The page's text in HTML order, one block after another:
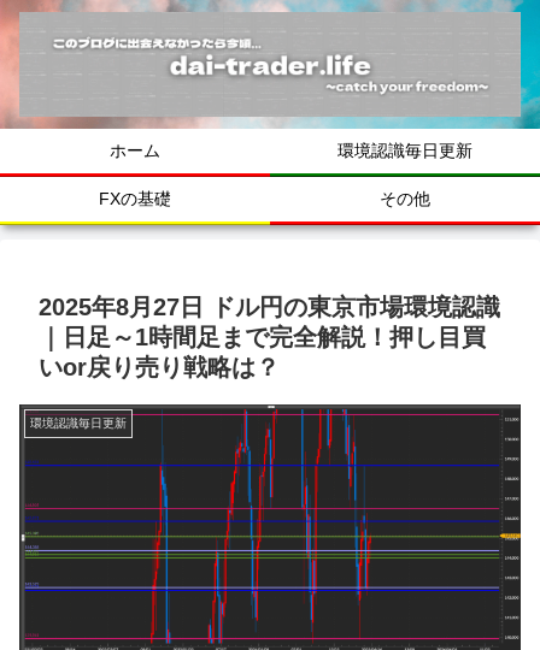
ホーム 環境認識毎日更新
FXの基礎 その他
2025年8月27日 ドル円の東京市場環境認識
｜日足～1時間足まで完全解説！押し目買
いor戻り売り戦略は？
環境認識毎日更新